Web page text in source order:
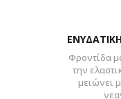
Φροντίδα
την
μειώνει